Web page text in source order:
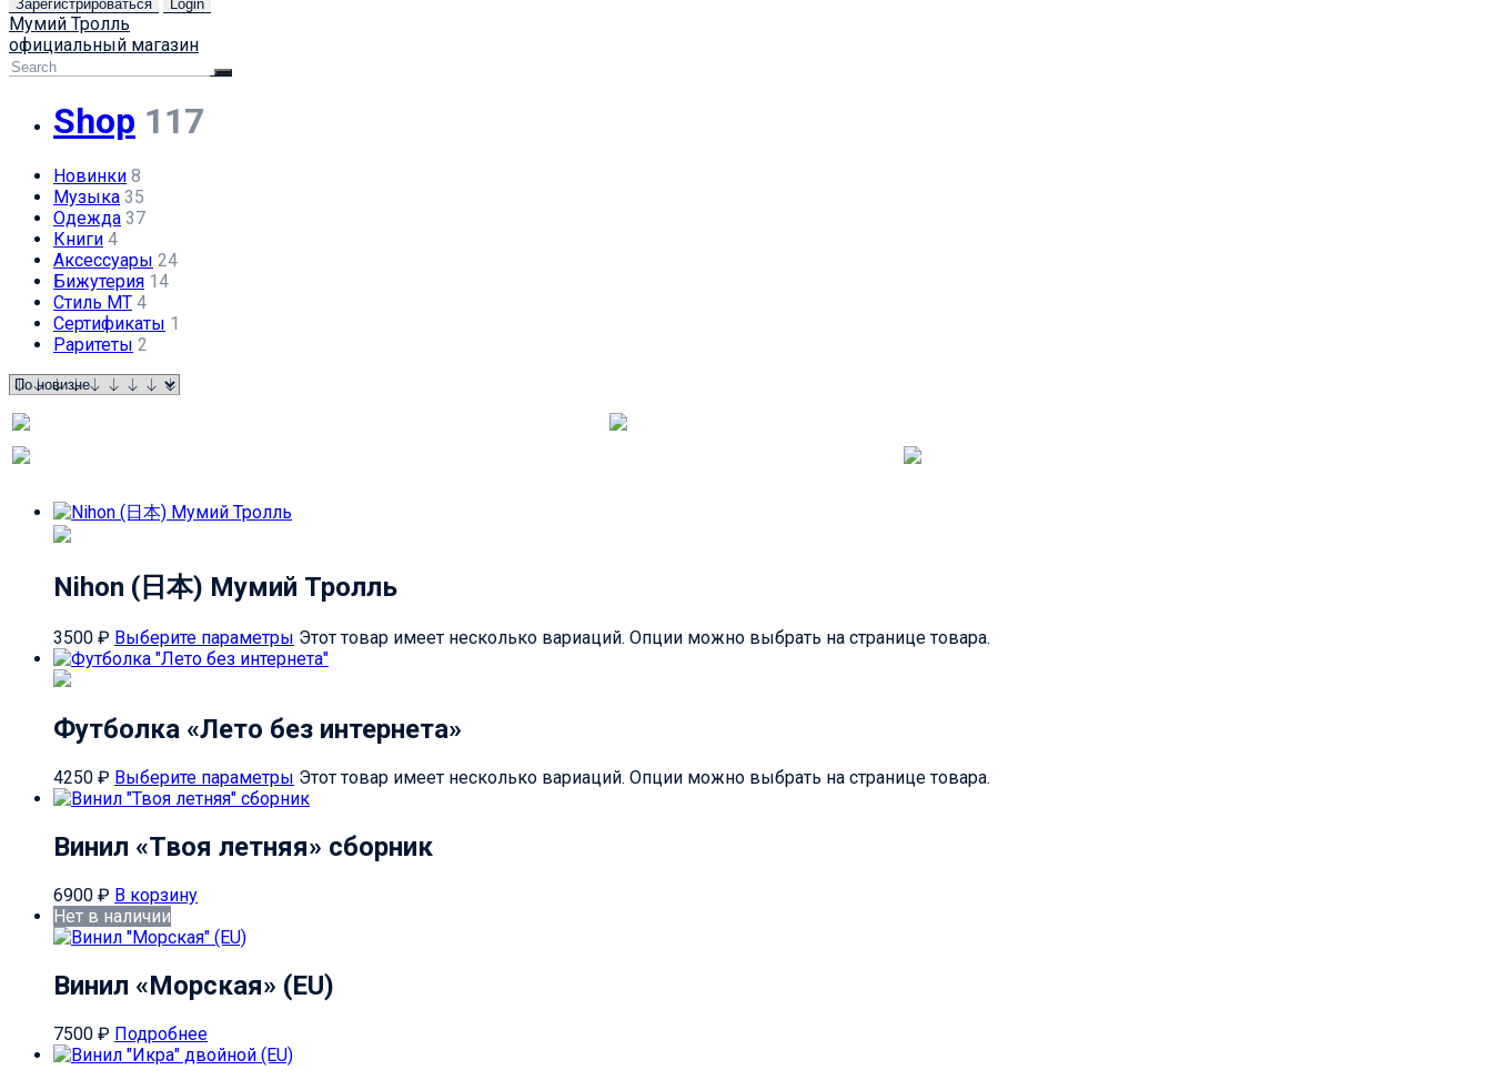
Зарегистрироваться Login
Мумий Тролль
официальный магазин
Shop 117
Новинки 8
Музыка 35
Одежда 37
Книги 4
Аксессуары 24
Бижутерия 14
Стиль МТ 4
Сертификаты 1
Раритеты 2
Nihon (日本) Мумий Тролль
3500 ₽ Выберите параметры Этот товар имеет несколько вариаций. Опции можно выбрать на странице товара.
Футболка «Лето без интернета»
4250 ₽ Выберите параметры Этот товар имеет несколько вариаций. Опции можно выбрать на странице товара.
Винил «Твоя летняя» сборник
6900 ₽ В корзину
Нет в наличии
Винил «Морская» (EU)
7500 ₽ Подробнее